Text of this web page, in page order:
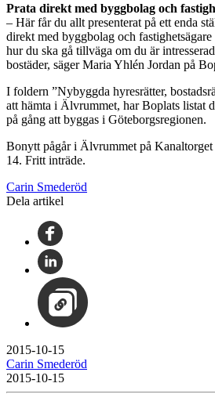
Prata direkt med byggbolag och
– Här får du allt presenterat på ett enda
direkt med byggbolag och
hur du ska gå tillväga om du är
bostäder, säger Maria Yhlén Jordan på
I foldern ”Nybyggda hyresrätter,
att hämta i Älvrummet, har Boplats listat
på gång att byggas i Göteborgsregionen.
Bonytt pågår i Älvrummet på
14. Fritt inträde.
Carin Smederöd
Dela artikel
2015-10-15
Carin Smederöd
2015-10-15